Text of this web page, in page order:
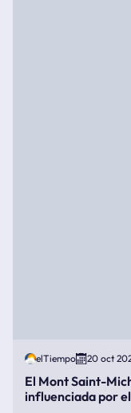
elTiempo 20 oct
El Mont Saint-
influenciada por